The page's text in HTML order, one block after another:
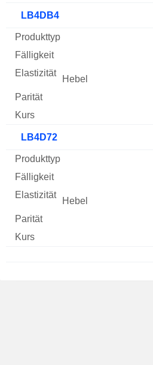
LB4DB4
LB4D72